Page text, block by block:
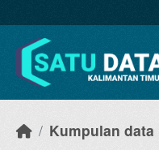
Kumpulan data